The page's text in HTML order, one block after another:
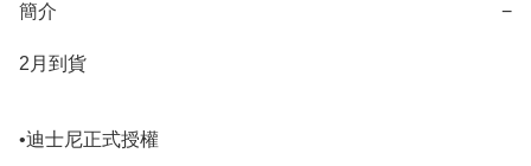
簡介 −
2月到貨
•迪士尼正式授權